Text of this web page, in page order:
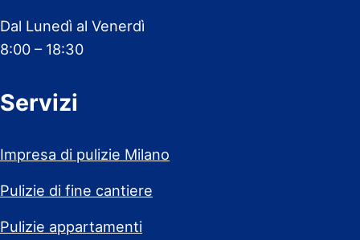
Dal Lunedì al Venerdì
8:00 – 18:30
Servizi
Impresa di pulizie Milano
Pulizie di fine cantiere
Pulizie appartamenti